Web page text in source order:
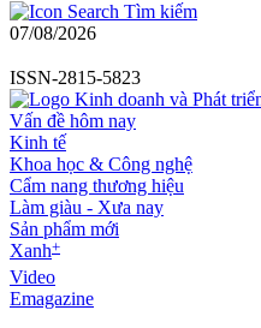
Tìm kiếm
07/08/2026
ISSN-2815-5823
Vấn đề hôm nay
Kinh tế
Khoa học & Công nghệ
Cẩm nang thương hiệu
Làm giàu - Xưa nay
Sản phẩm mới
Xanh+
Video
Emagazine